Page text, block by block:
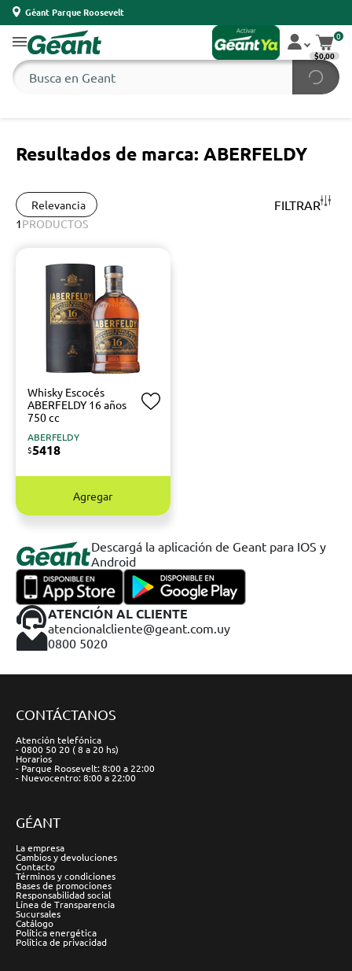
Géant Parque Roosevelt
0
$0,00
Resultados de marca: ABERFELDY
Relevancia FILTRAR
1PRODUCTOS
Whisky Escocés
ABERFELDY 16 años
750 cc
ABERFELDY
$5418
Agregar
Descargá la aplicación de Geant para IOS y
Android
ATENCIÓN AL CLIENTE
atencionalcliente@geant.com.uy
0800 5020
CONTÁCTANOS
Atención telefónica
- 0800 50 20 ( 8 a 20 hs)
Horarios
- Parque Roosevelt: 8:00 a 22:00
- Nuevocentro: 8:00 a 22:00
GÉANT
La empresa
Cambios y devoluciones
Contacto
Términos y condiciones
Bases de promociones
Responsabilidad social
Línea de Transparencia
Sucursales
Catálogo
Política energética
Política de privacidad